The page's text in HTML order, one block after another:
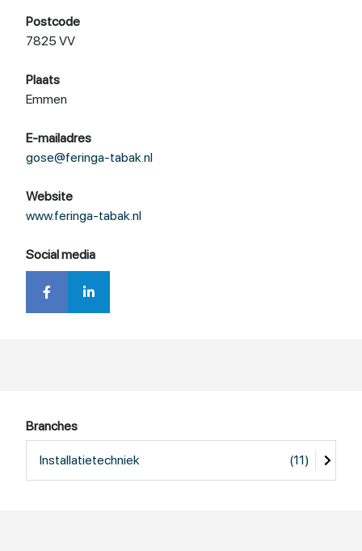
Postcode
7825 VV
Plaats
Emmen
E-mailadres
gose@feringa-tabak.nl
Website
www.feringa-tabak.nl
Social media
Branches
Installatietechniek (11)